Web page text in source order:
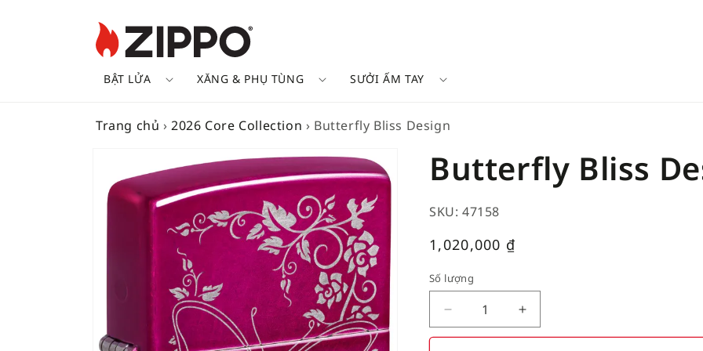
BẬT LỬA XĂNG & PHỤ TÙNG SƯỞI ẤM TAY
Trang chủ ›2026 Core Collection › Butterfly Bliss Design
INFORMATION
Butterfly Bliss
SKU: 47158
Giá
1,020,000 ₫
Số lượng
Decrease
quantity
Increase
quantity